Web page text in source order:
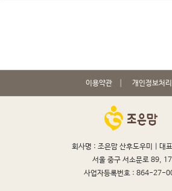
이용약관 개인정보처
회사명 : 조은맘 산후도우미 | 대
서울 중구 서소문로 89,
사업자등록번호 : 864-27-